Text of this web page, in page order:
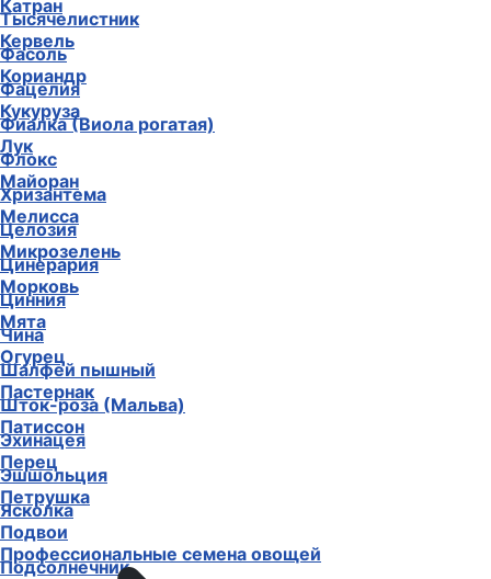
Катран
Кервель
Кориандр
Кукуруза
Лук
Майоран
Мелисса
Микрозелень
Морковь
Мята
Огурец
Пастернак
Патиссон
Перец
Петрушка
Подвои
Подсолнечник
Тысячелистник
Фасоль
Фацелия
Фиалка (Виола рогатая)
Флокс
Хризантема
Целозия
Цинерария
Цинния
Чина
Шалфей пышный
Шток-роза (Мальва)
Эхинацея
Эшшольция
Ясколка
Профессиональные семена овощей